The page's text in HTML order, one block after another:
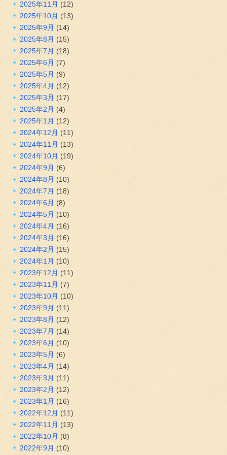
2025年11月 (12)
2025年10月 (13)
2025年9月 (14)
2025年8月 (15)
2025年7月 (18)
2025年6月 (7)
2025年5月 (9)
2025年4月 (12)
2025年3月 (17)
2025年2月 (4)
2025年1月 (12)
2024年12月 (11)
2024年11月 (13)
2024年10月 (19)
2024年9月 (6)
2024年8月 (10)
2024年7月 (18)
2024年6月 (8)
2024年5月 (10)
2024年4月 (16)
2024年3月 (16)
2024年2月 (15)
2024年1月 (10)
2023年12月 (11)
2023年11月 (7)
2023年10月 (10)
2023年9月 (11)
2023年8月 (12)
2023年7月 (14)
2023年6月 (10)
2023年5月 (6)
2023年4月 (14)
2023年3月 (11)
2023年2月 (12)
2023年1月 (16)
2022年12月 (11)
2022年11月 (13)
2022年10月 (8)
2022年9月 (10)